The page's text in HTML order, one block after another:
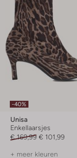
-40%
Unisa
Enkellaarsjes
€ 169,99 € 101,99
+ meer kleuren